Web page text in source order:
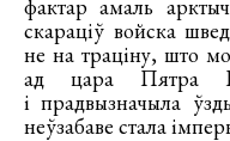
фактар амаль
скараціў войска
не на траціну, што
ад цара Пятра
і прадвызначыла
неўзабаве стала